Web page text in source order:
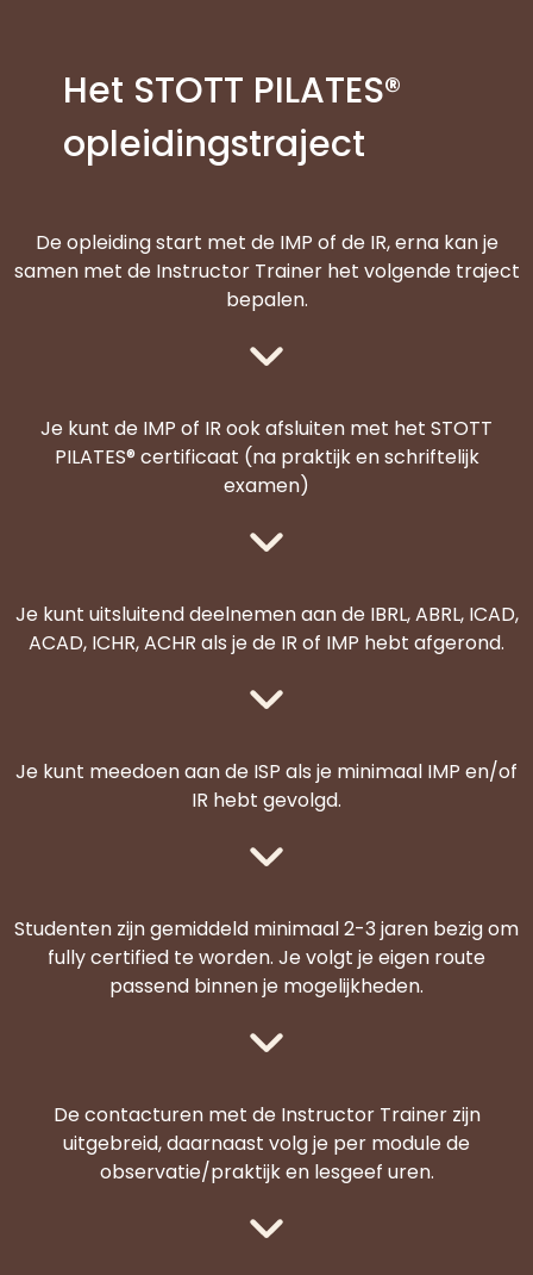
Het STOTT PILATES®
opleidingstraject
De opleiding start met de IMP of de IR, erna kan je
samen met de Instructor Trainer het volgende traject
bepalen.
Je kunt de IMP of IR ook afsluiten met het STOTT
PILATES® certificaat (na praktijk en schriftelijk
examen)
Je kunt uitsluitend deelnemen aan de IBRL, ABRL, ICAD,
ACAD, ICHR, ACHR als je de IR of IMP hebt afgerond.
Je kunt meedoen aan de ISP als je minimaal IMP en/of
IR hebt gevolgd.
Studenten zijn gemiddeld minimaal 2-3 jaren bezig om
fully certified te worden. Je volgt je eigen route
passend binnen je mogelijkheden.
De contacturen met de Instructor Trainer zijn
uitgebreid, daarnaast volg je per module de
observatie/praktijk en lesgeef uren.